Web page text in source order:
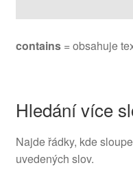
contains= obsahuje
Hledání více
Najde řádky, kde
uvedených slov.